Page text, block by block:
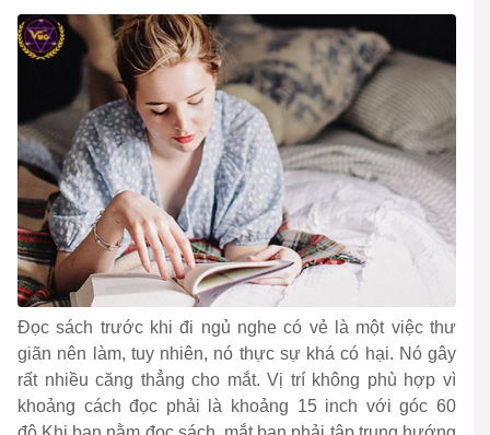
Đọc sách trước khi đi ngủ nghe có vẻ là một việc thư
giãn nên làm, tuy nhiên, nó thực sự khá có hại. Nó gây
rất nhiều căng thẳng cho mắt. Vị trí không phù hợp vì
khoảng cách đọc phải là khoảng 15 inch với góc 60